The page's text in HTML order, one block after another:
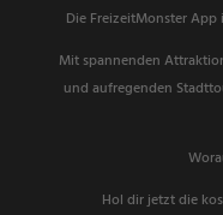
Die FreizeitMonster
Mit spannenden
und aufregenden
Hol dir jetzt die